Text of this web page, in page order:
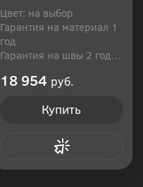
Цвет: на выбор
Гарантия на материал 1
год
Гарантия на швы 2 года
18 954 руб.
Купить